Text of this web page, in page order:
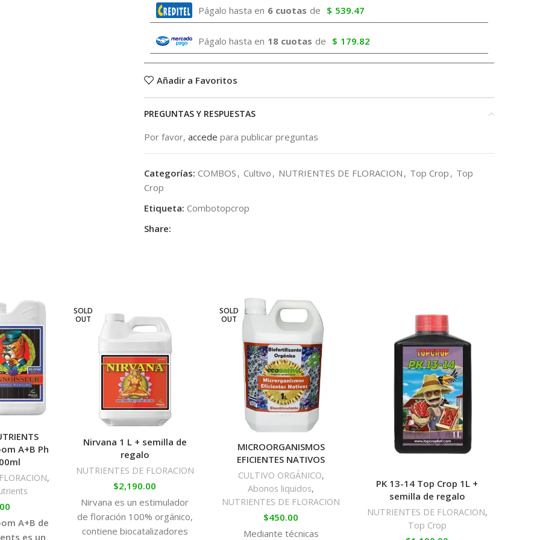
Págalo hasta en 6 cuotas de $ 539.47
Págalo hasta en 18 cuotas de $ 179.82
Añadir a Favoritos
PREGUNTAS Y RESPUESTAS
Por favor, accede para publicar preguntas
Categorías: COMBOS , Cultivo , NUTRIENTES DE FLORACION , Top Crop , Top
Crop
Etiqueta: Combotopcrop
Share:
A+B Ph
,
A+B de
es un
SOLD
OUT
Nirvana 1 L + semilla de
regalo
NUTRIENTES DE FLORACION
$2,190.00
Nirvana es un estimulador
de floración 100% orgánico,
contiene biocatalizadores
SOLD
OUT
MICROORGANISMOS
EFICIENTES NATIVOS
CULTIVO ORGÁNICO,
Abonos liquidos,
NUTRIENTES DE FLORACION
$450.00
Mediante técnicas
PK 13-14 Top Crop 1L +
semilla de regalo
NUTRIENTES DE FLORACION,
Top Crop